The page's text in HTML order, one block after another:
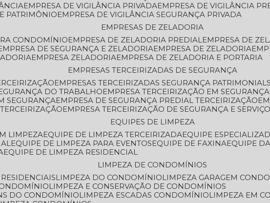
EMPRESA DE VIGILÂNCIA PRIVADA
EMPRESA DE VIGILÂNCIA
PATRIMÔNIO
EMPRESA DE VIGILÂNCIA SEGURANÇA PRIVADA
EMPRESAS DE ZELADORIA
CONDOMÍNIO
EMPRESA DE ZELADORIA PREDIAL
EMPRESA DE
EMPRESA DE SEGURANÇA E ZELADORIA EMPRESA DE ZELADORIA
EMPRESA ZELADORIA
EMPRESA DE ZELADORIA E PORTARIA
EMPRESAS TERCEIRIZADAS DE SEGURANÇA
EMPRESAS TERCEIRIZADAS SEGURANÇA PATRIMONIAL
DO TRABALHO
EMPRESA TERCEIRIZAÇÃO EM
SEGURANÇA
EMPRESA DE SEGURANÇA PREDIAL TERCEIRIZAÇÃO
EMPRESA TERCEIRIZAÇÃO DE SEGURANÇA E
EQUIPES DE LIMPEZA
LIMPEZA EQUIPE DE LIMPEZA TERCEIRIZADA EQUIPE
EQUIPE DE LIMPEZA PARA EVENTOS EQUIPE DE FAXINA EQUIPE
EQUIPE DE LIMPEZA RESIDENCIAL
LIMPEZA DE CONDOMÍNIOS
LIMPEZA DO CONDOMÍNIO LIMPEZA GARAGEM
LIMPEZA E CONSERVAÇÃO DE CONDOMÍNIOS
DO CONDOMÍNIO
LIMPEZA ESCADAS CONDOMÍNIO
LIMPEZA EM